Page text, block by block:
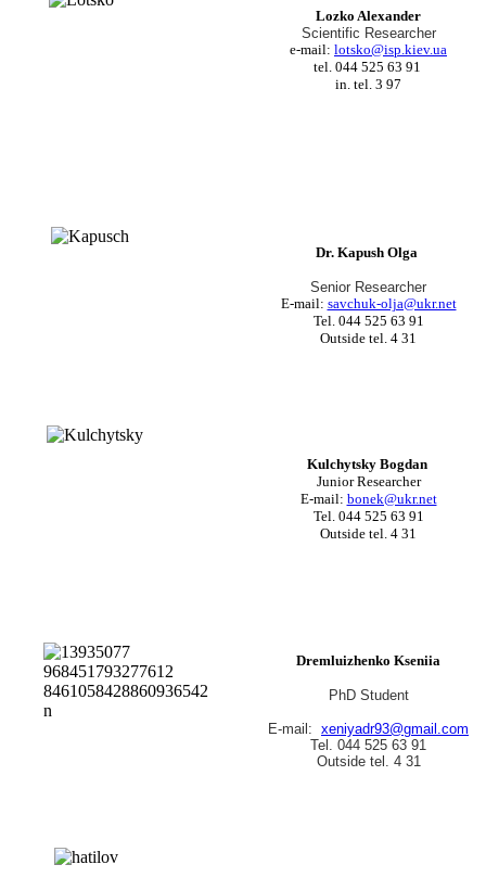
Lozko Alexander
Scientific Researcher
e-mail: lotsko@isp.kiev.ua
tel. 044 525 63 91
in. tel. 3 97
Dr. Kapush Olga
Senior Researcher
E-mail: savchuk-olja@ukr.net
Tel. 044 525 63 91
Outside tel. 4 31
Kulchytsky Bogdan
Junior Researcher
E-mail: bonek@ukr.net
Tel. 044 525 63 91
Outside tel. 4 31
Dremluizhenko Kseniia
PhD Student
E-mail: xeniyadr93@gmail.com
Tel. 044 525 63 91
Outside tel. 4 31